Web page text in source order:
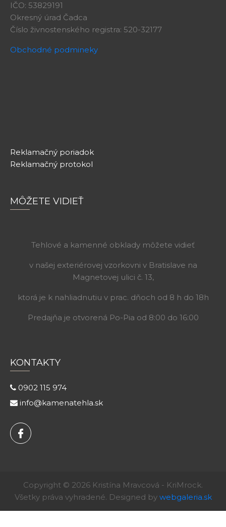
IČO: 53829191
Okresný úrad Čadca
Číslo živnostenského registra: 520-32177
Obchodné podmineky
Reklamačný poriadok
Reklamačný protokol
MÔŽETE VIDIEŤ
Tehlové a kamenné obklady môžete vidieť
v našej exteriérovej vzorkovni v Bratislave na
Magnetovej ulici č. 13,
ktorá je k nahliadnutiu v prac. dňoch od 8 h do 18h
Predajňa je otvorená Po-Pia od 8:00 do 16:00
KONTAKTY
0902 115 974
info@kamenatehla.sk
Copyright © 2026 Kristína Mravcová - KriMrock.
Všetky práva vyhradené. Designed by webgaleria.sk